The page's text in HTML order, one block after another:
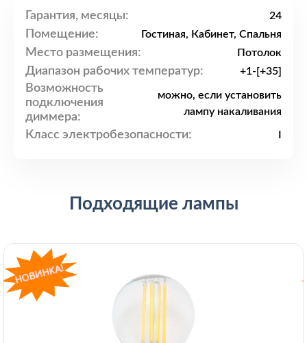
Гарантия, месяцы: 24
Помещение: Гостиная, Кабинет, Спальня
Место размещения: Потолок
Диапазон рабочих температур: +1-[+35]
Возможность
подключения
диммера:
можно, если установить
лампу накаливания
Класс электробезопасности:
Подходящие лампы